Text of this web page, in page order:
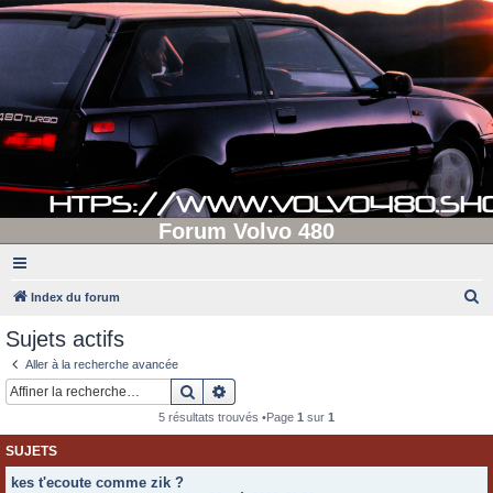
Forum Volvo 480
Index du forum
Sujets actifs
Aller à la recherche avancée
Rechercher
5 résultats trouvés •Page 1 sur 1
SUJETS
kes t'ecoute comme zik ?